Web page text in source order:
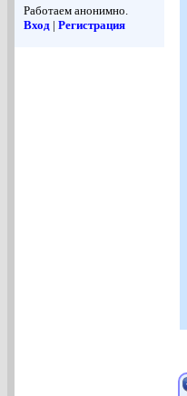
Работаем анонимно.
Вход | Регистрация